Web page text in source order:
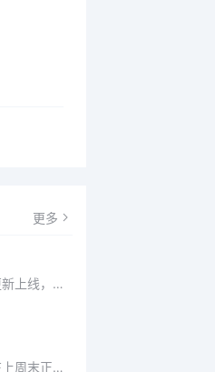
更多
绝区零2.6版本将在本周正式更新上线，上周的前瞻直播官方给玩家们带来关于最新版本的卡池信息和相关活动内容，
绝区零2.6版本前瞻特别节目在上周末正式播出，官方给玩家们带来了许多关于最新版本的相关资讯和上线时间，不少